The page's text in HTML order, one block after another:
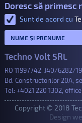
Doresc să primesc
Sunt de acord cu
Techno Volt SRL
RO 11997742, J40/6282/
Bd. Constructorilor 20A,
Tel: +4021 220 1302,
Copyright © 2018
Design